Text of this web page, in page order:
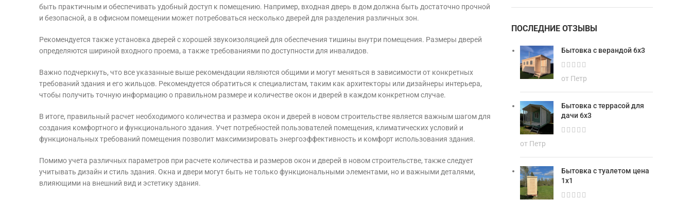
быть практичным и обеспечивать удобный доступ к помещению. Например, входная дверь в дом должна быть достаточно прочной
и безопасной, а в офисном помещении может потребоваться несколько дверей для разделения различных зон.
Рекомендуется также установка дверей с хорошей звукоизоляцией для обеспечения тишины внутри помещения. Размеры дверей
определяются шириной входного проема, а также требованиями по доступности для инвалидов.
Важно подчеркнуть, что все указанные выше рекомендации являются общими и могут меняться в зависимости от конкретных
требований здания и его жильцов. Рекомендуется обратиться к специалистам, таким как архитекторы или дизайнеры интерьера,
чтобы получить точную информацию о правильном размере и количестве окон и дверей в каждом конкретном случае.
В итоге, правильный расчет необходимого количества и размера окон и дверей в новом строительстве является важным шагом для
создания комфортного и функционального здания. Учет потребностей пользователей помещения, климатических условий и
функциональных требований помещения позволит максимизировать энергоэффективность и комфорт использования здания.
Помимо учета различных параметров при расчете количества и размеров окон и дверей в новом строительстве, также следует
учитывать дизайн и стиль здания. Окна и двери могут быть не только функциональными элементами, но и важными деталями,
влияющими на внешний вид и эстетику здания.
ПОСЛЕДНИЕ ОТЗЫВЫ
Бытовка с верандой 6х3
от Петр
Бытовка с террасой для
дачи 6х3
от Петр
Бытовка с туалетом цена
1х1